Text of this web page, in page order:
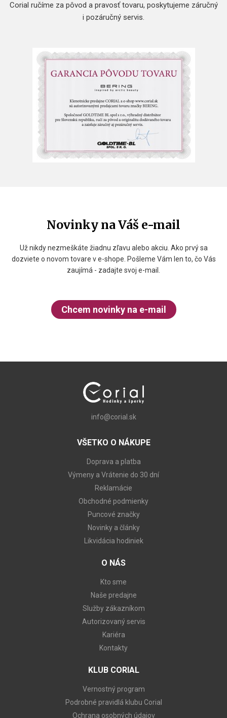
Corial ručíme za pôvod a pravosť tovaru, poskytujeme záručný
i pozáručný servis.
Novinky na Váš e-mail
Už nikdy nezmeškáte žiadnu zľavu alebo akciu. Ako prvý sa
dozviete o novom tovare v e-shope. Pošleme Vám len to, čo Vás
zaujímá - zadajte svoj e-mail.
Chcem novinky na e-mail
info@corial.sk
VŠETKO O NÁKUPE
Doprava a platba
Výmeny a Vrátenie do 30 dní
Reklamácie
Obchodné podmienky
Puncové značky
Novinky a články
Likvidácia hodiniek
O NÁS
Kto sme
Naše predajne
Služby zákazníkom
Autorizovaný servis
Kariéra
Kontakty
KLUB CORIAL
Vernostný program
Podrobné pravidlá klubu Corial
Ochrana osobných údajov